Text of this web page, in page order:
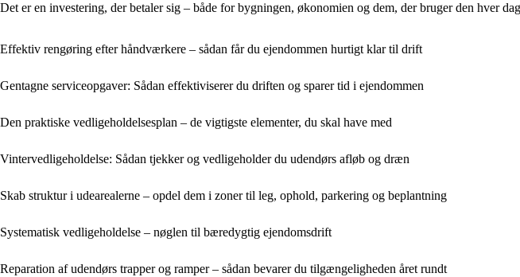
Det er en investering, der betaler sig – både for bygningen, økonomien og dem, der bruger den hver
Effektiv rengøring efter håndværkere – sådan får du ejendommen hurtigt klar til drift
Gentagne serviceopgaver: Sådan effektiviserer du driften og sparer tid i ejendommen
Den praktiske vedligeholdelsesplan – de vigtigste elementer, du skal have med
Vintervedligeholdelse: Sådan tjekker og vedligeholder du udendørs afløb og dræn
Skab struktur i udearealerne – opdel dem i zoner til leg, ophold, parkering og beplantning
Systematisk vedligeholdelse – nøglen til bæredygtig ejendomsdrift
Reparation af udendørs trapper og ramper – sådan bevarer du tilgængeligheden året rundt